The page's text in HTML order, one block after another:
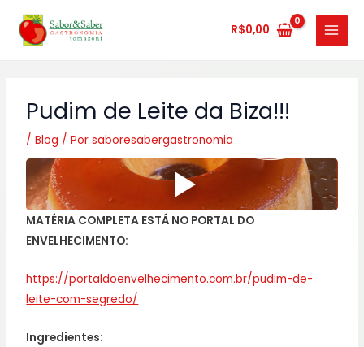
para
R$0,00
MAIN
MENU
Pudim de Leite da Biza!!!
/Blog / Porsaboresabergastronomia
MATÉRIA COMPLETA ESTÁ NO PORTAL DO
ENVELHECIMENTO:
https://portaldoenvelhecimento.com.br/pudim-de-
leite-com-segredo/
Ingredientes: